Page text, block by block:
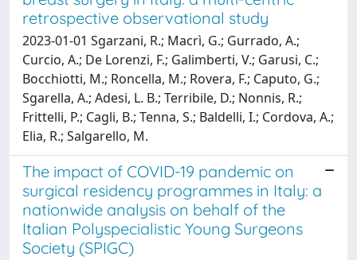
retrospective observational study
2023-01-01 Sgarzani, R.; Macrì, G.; Gurrado, A.;
Curcio, A.; De Lorenzi, F.; Galimberti, V.; Garusi, C.;
Bocchiotti, M.; Roncella, M.; Rovera, F.; Caputo, G.;
Sgarella, A.; Adesi, L. B.; Terribile, D.; Nonnis, R.;
Frittelli, P.; Cagli, B.; Tenna, S.; Baldelli, I.; Cordova, A.;
Elia, R.; Salgarello, M.
The impact of COVID-19 pandemic on
surgical residency programmes in Italy: a
nationwide analysis on behalf of the
Italian Polyspecialistic Young Surgeons
Society (SPIGC)